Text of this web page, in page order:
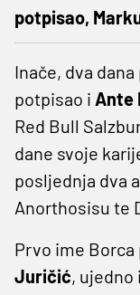
potpisao,
Inače, dva
potpisao i Ante
Red Bull
dane svoje
posljednja dva
Anorthosisu te
Prvo ime
Juričić,